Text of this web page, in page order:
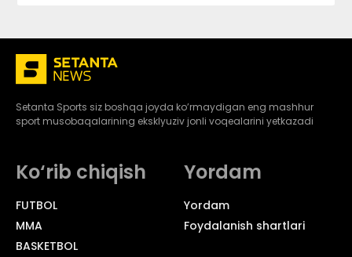
Setanta Sports siz boshqa joyda ko’rmaydigan eng mashhur
sport musobaqalarining eksklyuziv jonli voqealarini yetkazadi
Ko‘rib chiqish
FUTBOL
MMA
BASKETBOL
Yordam
Yordam
Foydalanish shartlari